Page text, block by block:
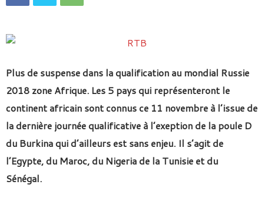
Plus de suspense dans la qualification au mondial Russie
2018 zone Afrique. Les 5 pays qui représenteront le
continent africain sont connus ce 11 novembre à l’issue de
la dernière journée qualificative à l’exeption de la poule D
du Burkina qui d’ailleurs est sans enjeu. Il s’agit de
l’Egypte, du Maroc, du Nigeria de la Tunisie et du
Sénégal.